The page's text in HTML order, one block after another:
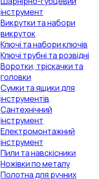
інструмент
Викрутки та набори
викруток
Ключі та набори ключів
Ключі трубні та розвідні
Воротки, тріскачки та
головки
Сумки та ящики для
інструментів
Сантехнічний
інструмент
Електромонтажний
інструмент
Пили та навскісники
Ножівки по металу
Полотна для ручних